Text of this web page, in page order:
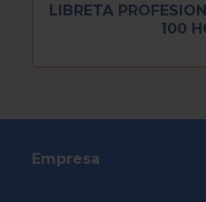
LIBRETA
100
Empresa